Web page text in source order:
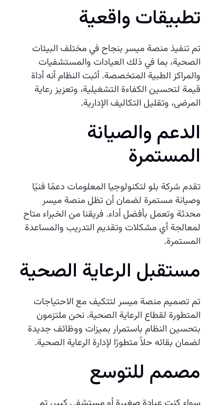
تطبيقات واقعية
تم تنفيذ منصة ميسر بنجاح في مختلف البيئات
الصحية، بما في ذلك العيادات والمستشفيات
والمراكز الطبية المتخصصة. أثبت النظام أنه أداة
قيمة لتحسين الكفاءة التشغيلية، وتعزيز رعاية
المرضى، وتقليل التكاليف الإدارية.
الدعم والصيانة
المستمرة
تقدم شركة بلو لتكنولوجيا المعلومات دعمًا فنيًا
وصيانة مستمرة لضمان أن تظل منصة ميسر
محدثة وتعمل بأفضل أداء. فريقنا من الخبراء متاح
لمعالجة أي مشكلات وتقديم التدريب والمساعدة
المستمرة.
مستقبل الرعاية الصحية
تم تصميم منصة ميسر لتتكيف مع الاحتياجات
المتطورة لقطاع الرعاية الصحية. نحن ملتزمون
بتحسين النظام باستمرار بميزات ووظائف جديدة
لضمان بقائه حلاً متطورًا لإدارة الرعاية الصحية.
مصمم للتوسع